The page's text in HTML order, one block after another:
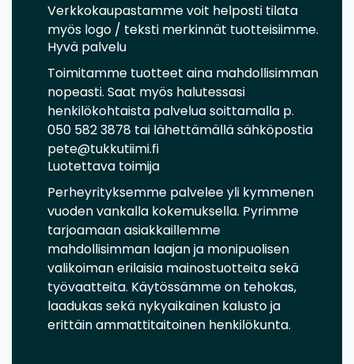
Verkkokaupastamme voit helposti tilata
myös logo / teksti merkinnät tuotteisiimme.
Hyvä palvelu
Toimitamme tuotteet aina mahdollisimman
nopeasti. Saat myös halutessasi
henkilökohtaista palvelua soittamalla p.
050 582 3878 tai lähettämällä sähköpostia
pete@tukkutiimi.fi
Luotettava toimija
Perheyrityksemme palvelee yli kymmenen
vuoden vankalla kokemuksella. Pyrimme
tarjoamaan asiakkaillemme
mahdollisimman laajan ja monipuolisen
valikoiman erilaisia mainostuotteita sekä
työvaatteita. Käytössämme on tehokas,
laadukas sekä nykyaikainen kalusto ja
erittäin ammattitaitoinen henkilökunta.